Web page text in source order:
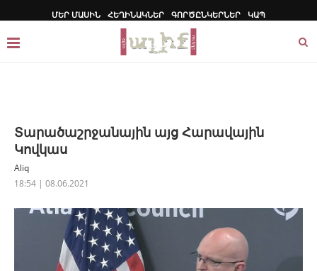
ՄԵՐ ՄԱՍԻՆ ՀԵՂԻՆԱԿՆԵՐ ԳՈՐԾԸՆԿԵՐՆԵՐ ԿԱՊ
Տարածաշրջանային այց Հարավային
Կովկաս
Aliq
18:54 | 08.06.2021